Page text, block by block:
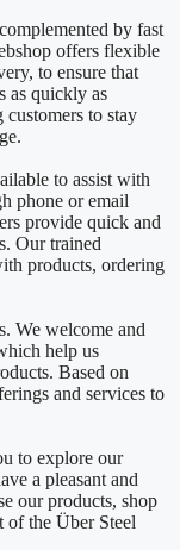
by fast
offers flexible
to ensure that
as quickly as
to stay
to assist with
phone or email
provide quick and
Our trained
products, ordering
We welcome and
help us
Based on
and services to
to explore our
a pleasant and
our products, shop
of the Über Steel